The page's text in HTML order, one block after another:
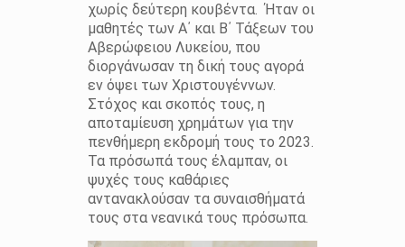
χωρίς δεύτερη κουβέντα. Ήταν οι
μαθητές των Α΄ και Β΄ Τάξεων του
Αβερώφειου Λυκείου, που
διοργάνωσαν τη δική τους αγορά
εν όψει των Χριστουγέννων.
Στόχος και σκοπός τους, η
αποταμίευση χρημάτων για την
πενθήμερη εκδρομή τους το 2023.
Τα πρόσωπά τους έλαμπαν, οι
ψυχές τους καθάριες
αντανακλούσαν τα συναισθήματά
τους στα νεανικά τους πρόσωπα.